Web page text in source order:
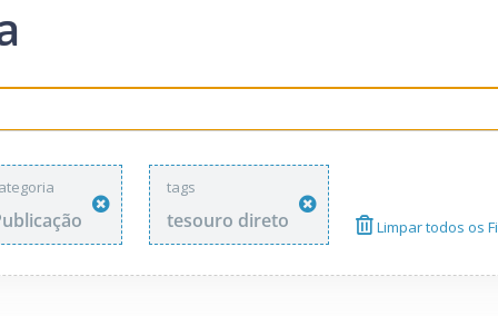
tags
tesouro direto Limpar todos os